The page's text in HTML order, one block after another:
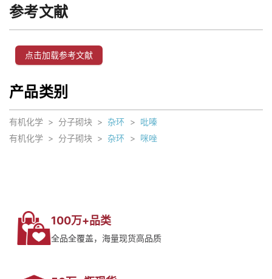
参考文献
点击加载参考文献
产品类别
有机化学 > 分子砌块 > 杂环 > 吡嗪
有机化学 > 分子砌块 > 杂环 > 咪唑
100万+品类
全品全覆盖，海量现货高品质